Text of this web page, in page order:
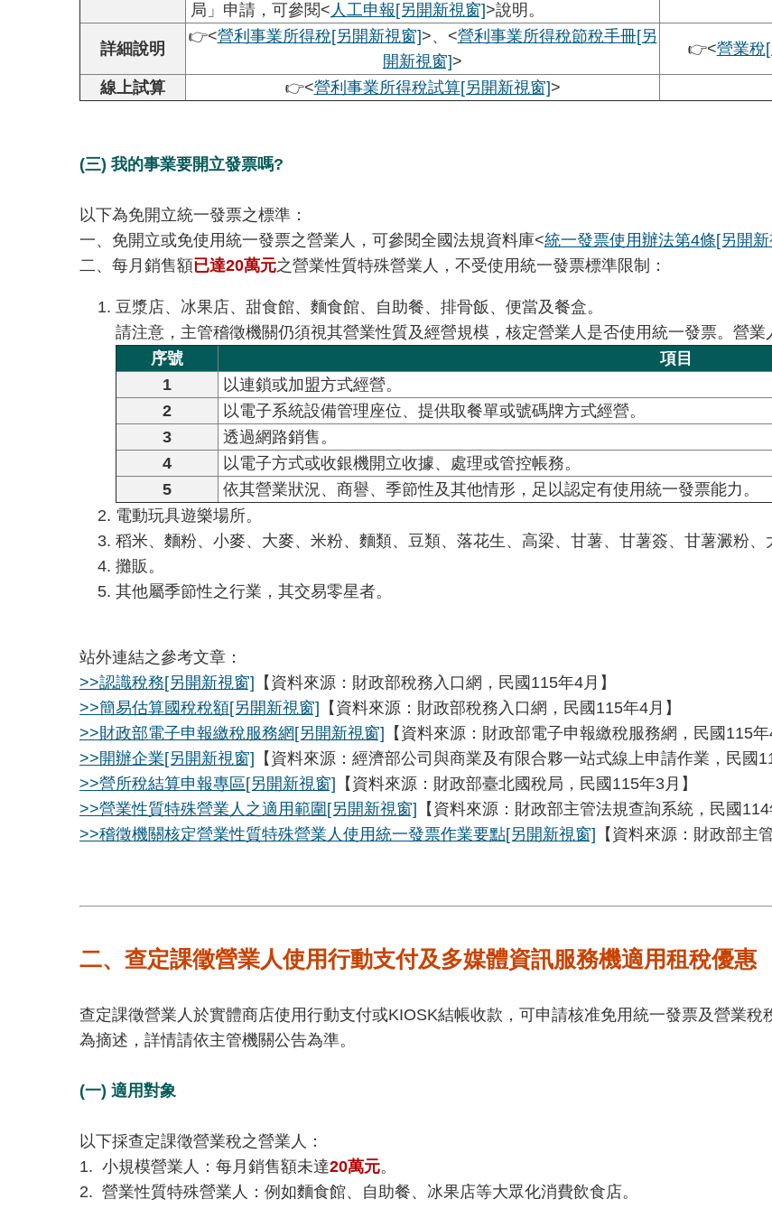
局」申請，可參閱< 人工申報 [另開新視窗]>說明。
詳細說明
👉<營利事業所得稅[另開新視窗]>、<營利事業所得稅節稅手冊[另
開新視窗]>
👉<營業稅
線上試算 👉<營利事業所得稅試算[另開新視窗]>
(三) 我的事業要開立發票嗎?
以下為免開立統一發票之標準：
一、免開立或免使用統一發票之營業人，可參閱全國法規資料庫<統一發票使用辦法第4條[另開
二、每月銷售額已達20萬元之營業性質特殊營業人，不受使用統一發票標準限制：
豆漿店、冰果店、甜食館、麵食館、自助餐、排骨飯、便當及餐盒。
請注意，主管稽徵機關仍須視其營業性質及經營規模，核定營業人是否使用統一發票。營業
序號
項目
1
以連鎖或加盟方式經營。
2
以電子系統設備管理座位、提供取餐單或號碼牌方式經營。
3
透過網路銷售。
4
以電子方式或收銀機開立收據、處理或管控帳務。
5
依其營業狀況、商譽、季節性及其他情形，足以認定有使用統一發票能力。
電動玩具遊樂場所。
稻米、麵粉、小麥、大麥、米粉、麵類、豆類、落花生、高梁、甘薯、甘薯簽、甘薯澱粉、
攤販。
其他屬季節性之行業，其交易零星者。
站外連結之參考文章：
>>認識稅務[另開新視窗] 【資料來源：財政部稅務入口網，民國115年4月】
>>簡易估算國稅稅額[另開新視窗] 【資料來源：財政部稅務入口網，民國115年4月】
>>財政部電子申報繳稅服務網 [另開新視窗] 【資料來源：財政部電子申報繳稅服務網，民國115年
>>開辦企業[另開新視窗] 【資料來源：經濟部公司與商業及有限合夥一站式線上申請作業，民國
>>營所稅結算申報專區 [另開新視窗] 【資料來源：財政部臺北國稅局，民國115年3月】
>>營業性質特殊營業人之適用範圍 [另開新視窗] 【資料來源：財政部主管法規查詢系統，民國114
>>稽徵機關核定營業性質特殊營業人使用統一發票作業要點[另開新視窗] 【資料來源：財政部主
二、查定課徵營業人使用行動支付及多媒體資訊服務機適用租稅優惠
查定課徵營業人於實體商店使用行動支付或KIOSK結帳收款，可申請核准免用統一發票及營業稅
為摘述，詳情請依主管機關公告為準。
(一) 適用對象
以下採查定課徵營業稅之營業人：
1. 小規模營業人：每月銷售額未達20萬元。
2. 營業性質特殊營業人：例如麵食館、自助餐、冰果店等大眾化消費飲食店。